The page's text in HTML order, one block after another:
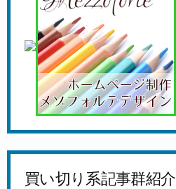
買い切り系記事群紹介